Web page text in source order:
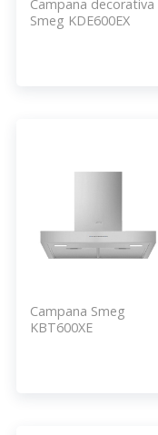
Campana decorativa
Smeg KDE600EX
Campana Smeg
KBT600XE